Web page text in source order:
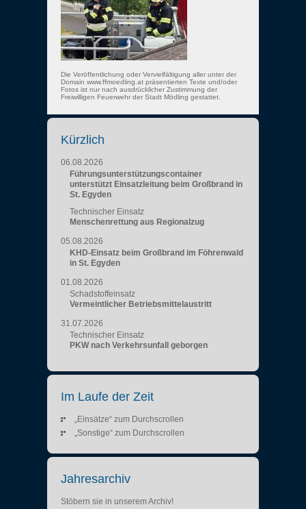
Die Veröffentlichung oder Vervielfältigung aller unter der
Domain www.ffmoedling.at präsentierten Texte und/oder
Fotos ist nur nach ausdrücklicher Zustimmung der
Freiwilligen Feuerwehr der Stadt Mödling gestattet.
Kürzlich
06.08.2026
Führungsunterstützungscontainer
unterstützt Einsatzleitung beim Großbrand in
St. Egyden
Technischer Einsatz
Menschenrettung aus Regionalzug
05.08.2026
KHD-Einsatz beim Großbrand im Föhrenwald
in St. Egyden
01.08.2026
Schadstoffeinsatz
Vermeintlicher Betriebsmittelaustritt
31.07.2026
Technischer Einsatz
PKW nach Verkehrsunfall geborgen
Im Laufe der Zeit
„Einsätze“ zum Durchscrollen
„Sonstige“ zum Durchscrollen
Jahresarchiv
Stöbern sie in unserem Archiv!